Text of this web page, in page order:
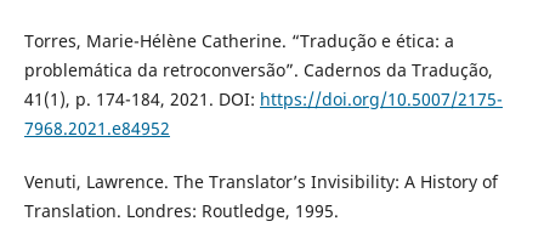
Torres, Marie-Hélène Catherine. “Tradução e ética: a
problemática da retroconversão”. Cadernos da Tradução,
41(1), p. 174-184, 2021. DOI: https://doi.org/10.5007/2175-
7968.2021.e84952
Venuti, Lawrence. The Translator’s Invisibility: A History of
Translation. Londres: Routledge, 1995.